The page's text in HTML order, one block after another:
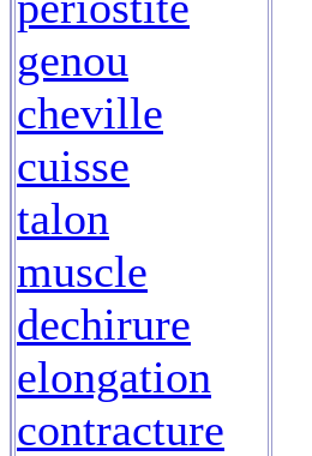
genou
cheville
cuisse
talon
muscle
dechirure
elongation
contracture